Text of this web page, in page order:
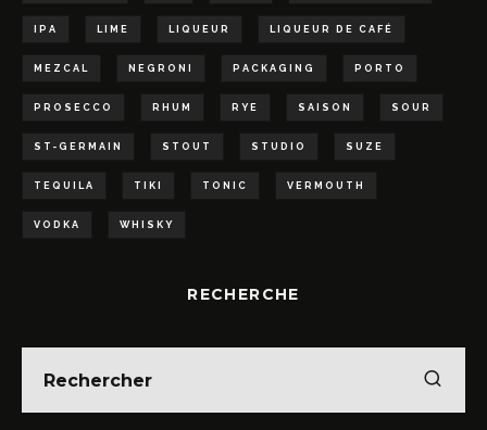
IPA LIME LIQUEUR LIQUEUR DE CAFÉ
MEZCAL NEGRONI PACKAGING PORTO
PROSECCO RHUM RYE SAISON SOUR
ST-GERMAIN STOUT STUDIO SUZE
TEQUILA TIKI TONIC VERMOUTH
VODKA WHISKY
RECHERCHE